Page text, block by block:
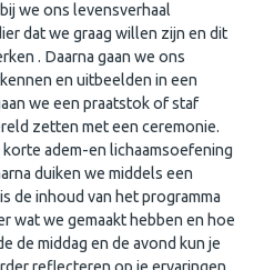
we ons levensverhaal
dat we graag willen zijn en dit
. Daarna gaan we ons
en uitbeelden in een
we een praatstok of staf
zetten met een ceremonie.
adem-en lichaamsoefening
duiken we middels een
de inhoud van het programma
wat we gemaakt hebben en hoe
de middag en de avond kun je